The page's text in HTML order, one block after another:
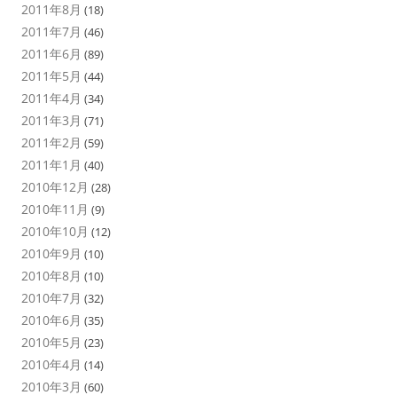
2011年8月 (18)
2011年7月 (46)
2011年6月 (89)
2011年5月 (44)
2011年4月 (34)
2011年3月 (71)
2011年2月 (59)
2011年1月 (40)
2010年12月 (28)
2010年11月 (9)
2010年10月 (12)
2010年9月 (10)
2010年8月 (10)
2010年7月 (32)
2010年6月 (35)
2010年5月 (23)
2010年4月 (14)
2010年3月 (60)